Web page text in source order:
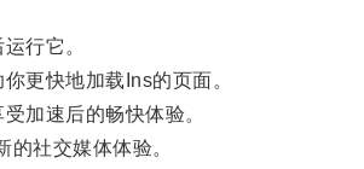
行它。
更快地加载Ins的页面。
加速后的畅快体验。
社交媒体体验。